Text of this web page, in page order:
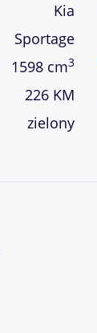
Kia
Sportage
1598 cm3
226 KM
zielony